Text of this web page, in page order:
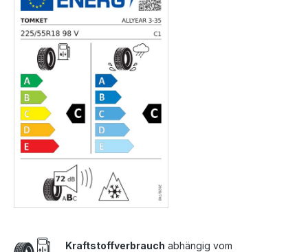
Kraftstoffverbrauch abhängig vom